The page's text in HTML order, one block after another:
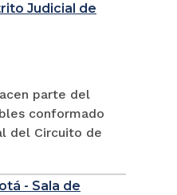
Judicial de
parte del
conformado
del Circuito de
- Sala de